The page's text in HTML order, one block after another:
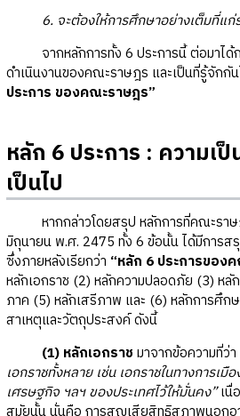
6. จะต้องให้การศึกษาอย่างเต็มที่แก่
จากหลักการทั้ง 6 ประการนี้ ต่อมาได้ก
ดำเนินงานของคณะราษฎร และเป็นที่รู้จักกั
ประการ ของคณะราษฎร”
หลัก 6 ประการ : ความเ
เป็นไป
หากกล่าวโดยสรุป หลักการที่คณะราษ
มิถุนายน พ.ศ. 2475 ทั้ง 6 ข้อนั้น ได้มีการส
ซึ่งภายหลังเรียกว่า “หลัก 6 ประการของ
หลักเอกราช (2) หลักความปลอดภัย (3) หลั
ภาค (5) หลักเสรีภาพ และ (6) หลักการศึก
สาเหตุและวัตถุประสงค์ ดังนี้
(1) หลักเอกราช มาจากข้อความที่ว่า
เอกราชทั้งหลาย เช่น เอกราชในทางการเมื
เศรษฐกิจ ฯลฯ ของประเทศไว้ให้มั่นคง”เนื่